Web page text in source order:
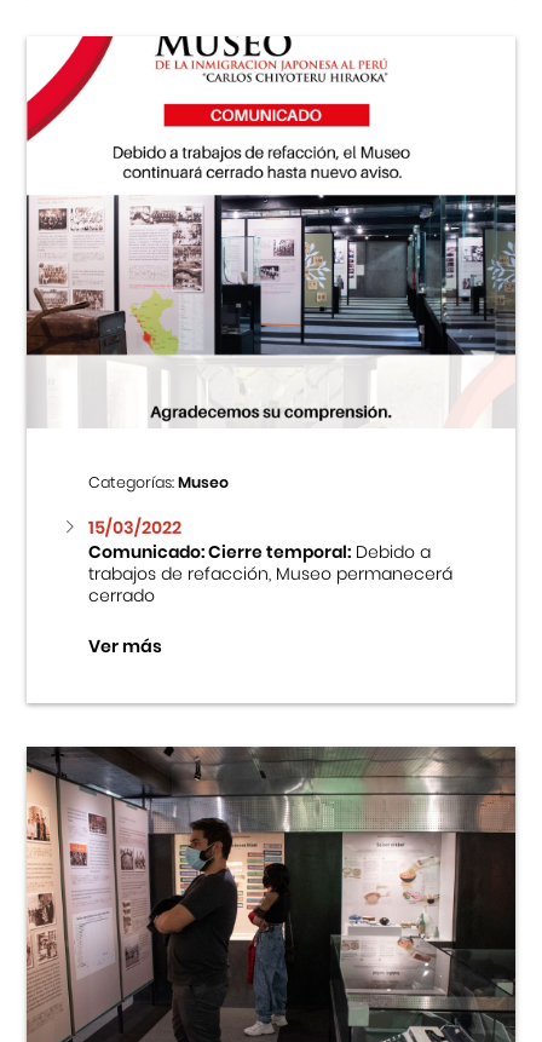
Categorías:Museo
15/03/2022
Comunicado: Cierre temporal:Debido a
trabajos de refacción, Museo permanecerá
cerrado
Ver más